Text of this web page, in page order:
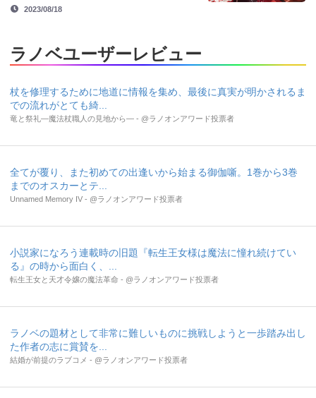
2023/08/18
ラノベユーザーレビュー
杖を修理するために地道に情報を集め、最後に真実が明かされるま
での流れがとても綺...
竜と祭礼―魔法杖職人の見地から― - @ラノオンアワード投票者
全てが覆り、また初めての出逢いから始まる御伽噺。1巻から3巻
までのオスカーとテ...
Unnamed Memory IV - @ラノオンアワード投票者
小説家になろう連載時の旧題『転生王女様は魔法に憧れ続けてい
る』の時から面白く、...
転生王女と天才令嬢の魔法革命 - @ラノオンアワード投票者
ラノベの題材として非常に難しいものに挑戦しようと一歩踏み出し
た作者の志に賞賛を...
結婚が前提のラブコメ - @ラノオンアワード投票者